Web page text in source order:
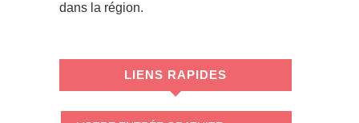
dans la région.
LIENS RAPIDES